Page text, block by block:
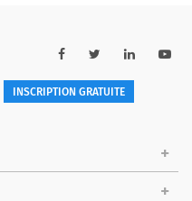
INSCRIPTION GRATUITE